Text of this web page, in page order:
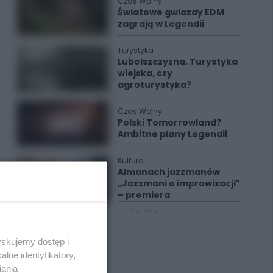
Światowe gwiazdy EDM
zagrają w Legendii
Turystyka
Lubelszczyzna. Turystyka
wiejska, czy
agroturystyka?
Czas Wolny
Polski Tomorrowland?
Ambitne plany Legendii
Kultura
Almanach jazzmanów
„Jazzmani o improwizacji"
– premiera
dostęp i
identyfikatory,